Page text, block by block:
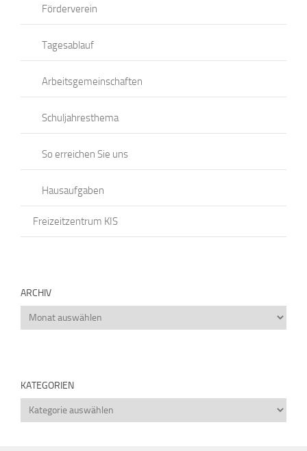
Förderverein
Tagesablauf
Arbeitsgemeinschaften
Schuljahresthema
So erreichen Sie uns
Hausaufgaben
Freizeitzentrum KIS
ARCHIV
Archiv
KATEGORIEN
Kategorien